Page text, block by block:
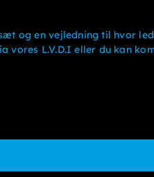
og en vejledning til hvor
vores L.V.D.I eller du kan